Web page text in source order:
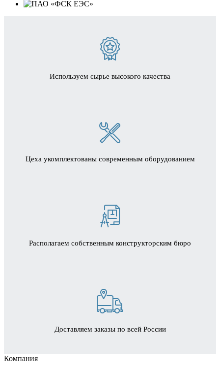
Используем сырье высокого качества
Цеха укомплектованы современным оборудованием
Располагаем собственным конструкторским бюро
Доставляем заказы по всей России
Компания